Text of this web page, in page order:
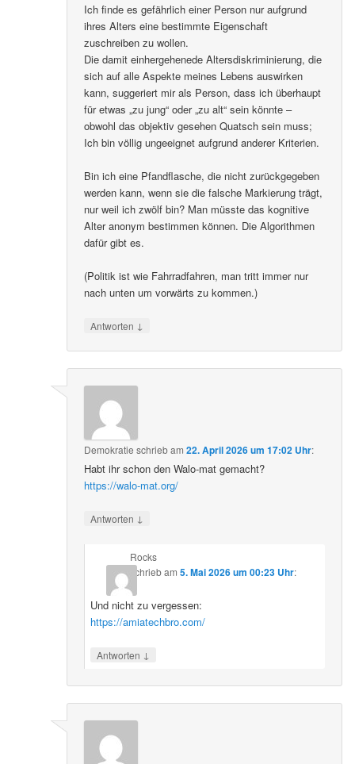
Ich finde es gefährlich einer Person nur aufgrund
ihres Alters eine bestimmte Eigenschaft
zuschreiben zu wollen.
Die damit einhergehenede Altersdiskriminierung, die
sich auf alle Aspekte meines Lebens auswirken
kann, suggeriert mir als Person, dass ich überhaupt
für etwas „zu jung“ oder „zu alt“ sein könnte –
obwohl das objektiv gesehen Quatsch sein muss;
Ich bin völlig ungeeignet aufgrund anderer Kriterien.
Bin ich eine Pfandflasche, die nicht zurückgegeben
werden kann, wenn sie die falsche Markierung trägt,
nur weil ich zwölf bin? Man müsste das kognitive
Alter anonym bestimmen können. Die Algorithmen
dafür gibt es.
(Politik ist wie Fahrradfahren, man tritt immer nur
nach unten um vorwärts zu kommen.)
Antworten ↓
Demokratie schriebam22. April 2026 um 17:02 Uhr:
Habt ihr schon den Walo-mat gemacht?
https://walo-mat.org/
Antworten ↓
Rocks
schriebam 5. Mai 2026 um 00:23 Uhr:
Und nicht zu vergessen:
https://amiatechbro.com/
Antworten ↓